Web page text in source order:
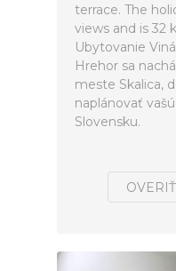
terrace. The
views and is 32
Ubytovanie
Hrehor sa
meste Skalica,
naplánovať
Slovensku.